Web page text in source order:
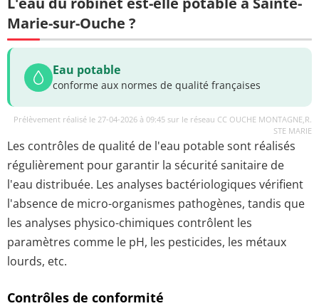
Marie-sur-Ouche ?
Eau potable
conforme aux normes de qualité françaises
Prélèvement réalisé le 27-04-2026 à 09:45 sur le réseau CC OUCHE MONTAGNE,R.
STE MARIE
Les contrôles de qualité de l'eau potable sont réalisés
régulièrement pour garantir la sécurité sanitaire de
l'eau distribuée. Les analyses bactériologiques vérifient
l'absence de micro-organismes pathogènes, tandis que
les analyses physico-chimiques contrôlent les
paramètres comme le pH, les pesticides, les métaux
lourds, etc.
Contrôles de conformité